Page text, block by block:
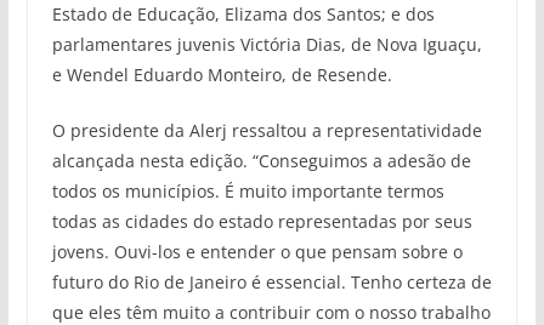
Estado de Educação, Elizama dos Santos; e dos
parlamentares juvenis Victória Dias, de Nova Iguaçu,
e Wendel Eduardo Monteiro, de Resende.
O presidente da Alerj ressaltou a representatividade
alcançada nesta edição. “Conseguimos a adesão de
todos os municípios. É muito importante termos
todas as cidades do estado representadas por seus
jovens. Ouvi-los e entender o que pensam sobre o
futuro do Rio de Janeiro é essencial. Tenho certeza de
que eles têm muito a contribuir com o nosso trabalho